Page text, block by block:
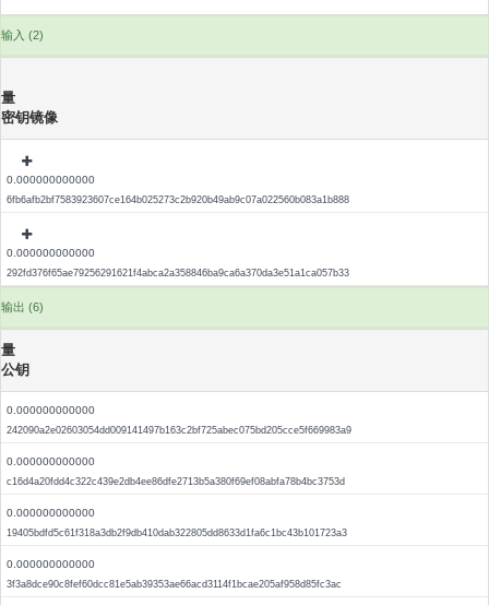
输入 (2)
量
密钥镜像
0.000000000000
6fb6afb2bf7583923607ce164b025273c2b920b49ab9c07a022560b083a1b888
0.000000000000
292fd376f65ae79256291621f4abca2a358846ba9ca6a370da3e51a1ca057b33
输出 (6)
量
公钥
0.000000000000
242090a2e02603054dd009141497b163c2bf725abec075bd205cce5f669983a9
0.000000000000
c16d4a20fdd4c322c439e2db4ee86dfe2713b5a380f69ef08abfa78b4bc3753d
0.000000000000
19405bdfd5c61f318a3db2f9db410dab322805dd8633d1fa6c1bc43b101723a3
0.000000000000
3f3a8dce90c8fef60dcc81e5ab39353ae66acd3114f1bcae205af958d85fc3ac